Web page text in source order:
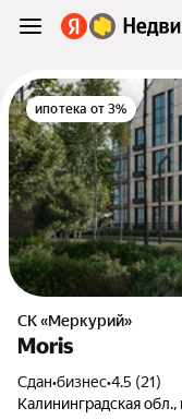
ипотека от 3%
СК «Меркурий»
Moris
Сдан•бизнес•4.5 (21)
Калининградская обл.,